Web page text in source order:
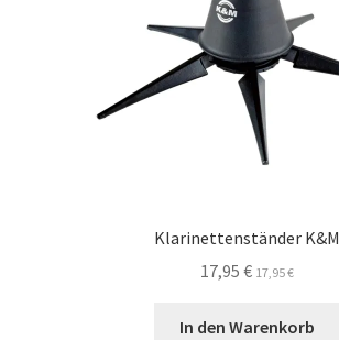
Klarinettenständer K&M
17,95 € 17,95€
In den Warenkorb